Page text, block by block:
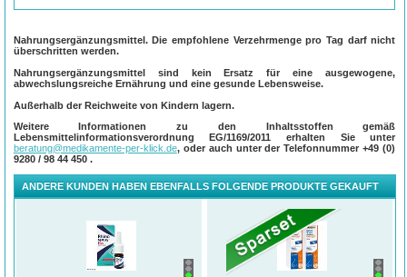
Nahrungsergänzungsmittel. Die empfohlene Verzehrmenge pro Tag darf nicht
überschritten werden.
Nahrungsergänzungsmittel sind kein Ersatz für eine ausgewogene,
abwechslungsreiche Ernährung und eine gesunde Lebensweise.
Außerhalb der Reichweite von Kindern lagern.
Weitere Informationen zu den Inhaltsstoffen gemäß
Lebensmittelinformationsverordnung EG/1169/2011 erhalten Sie unter
beratung@medikamente-per-klick.de, oder auch unter der Telefonnummer+49 (0)
9280 / 98 44 450 .
ANDERE KUNDEN HABEN EBENFALLS FOLGENDE PRODUKTE GEKAUFT